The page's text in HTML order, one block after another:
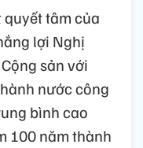
tâm của
lợi Nghị
sản với
nước công
bình cao
100 năm thành